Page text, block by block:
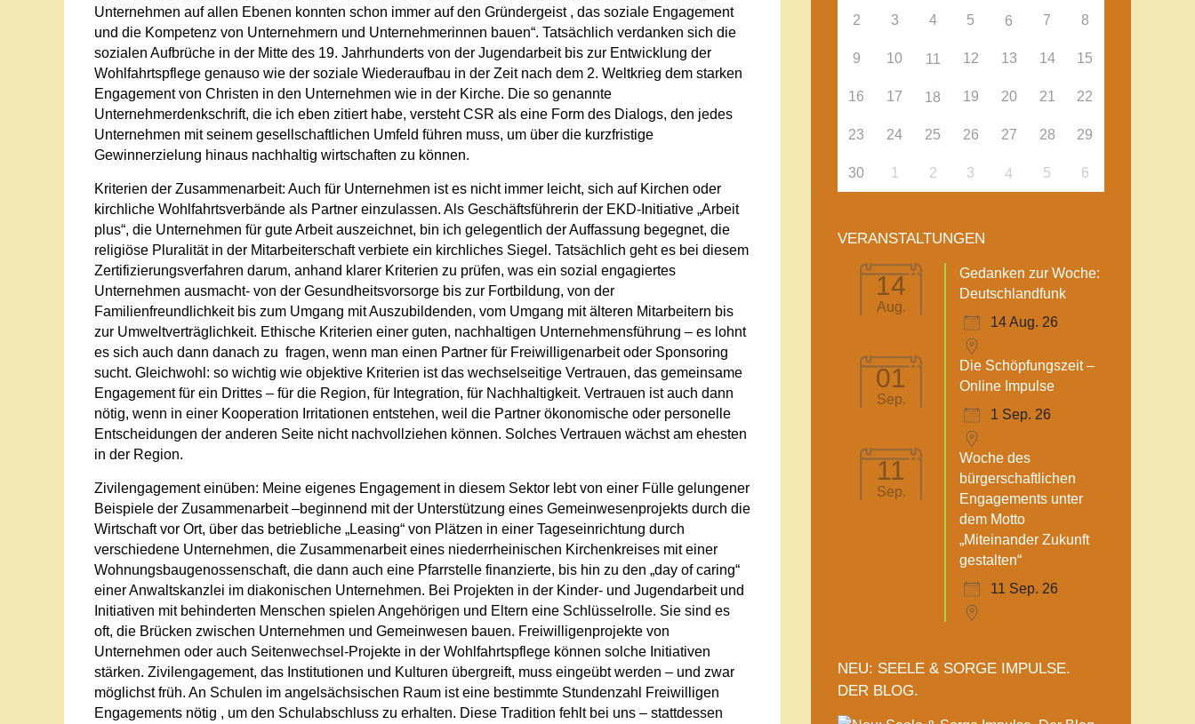
Unternehmen auf allen Ebenen konnten schon immer auf den Gründergeist , das soziale Engagement
und die Kompetenz von Unternehmern und Unternehmerinnen bauen“. Tatsächlich verdanken sich die
sozialen Aufbrüche in der Mitte des 19. Jahrhunderts von der Jugendarbeit bis zur Entwicklung der
Wohlfahrtspflege genauso wie der soziale Wiederaufbau in der Zeit nach dem 2. Weltkrieg dem starken
Engagement von Christen in den Unternehmen wie in der Kirche. Die so genannte
Unternehmerdenkschrift, die ich eben zitiert habe, versteht CSR als eine Form des Dialogs, den jedes
Unternehmen mit seinem gesellschaftlichen Umfeld führen muss, um über die kurzfristige
Gewinnerzielung hinaus nachhaltig wirtschaften zu können.
Kriterien der Zusammenarbeit: Auch für Unternehmen ist es nicht immer leicht, sich auf Kirchen oder
kirchliche Wohlfahrtsverbände als Partner einzulassen. Als Geschäftsführerin der EKD-Initiative „Arbeit
plus“, die Unternehmen für gute Arbeit auszeichnet, bin ich gelegentlich der Auffassung begegnet, die
religiöse Pluralität in der Mitarbeiterschaft verbiete ein kirchliches Siegel. Tatsächlich geht es bei diesem
Zertifizierungsverfahren darum, anhand klarer Kriterien zu prüfen, was ein sozial engagiertes
Unternehmen ausmacht- von der Gesundheitsvorsorge bis zur Fortbildung, von der
Familienfreundlichkeit bis zum Umgang mit Auszubildenden, vom Umgang mit älteren Mitarbeitern bis
zur Umweltverträglichkeit. Ethische Kriterien einer guten, nachhaltigen Unternehmensführung – es lohnt
es sich auch dann danach zu fragen, wenn man einen Partner für Freiwilligenarbeit oder Sponsoring
sucht. Gleichwohl: so wichtig wie objektive Kriterien ist das wechselseitige Vertrauen, das gemeinsame
Engagement für ein Drittes – für die Region, für Integration, für Nachhaltigkeit. Vertrauen ist auch dann
nötig, wenn in einer Kooperation Irritationen entstehen, weil die Partner ökonomische oder personelle
Entscheidungen der anderen Seite nicht nachvollziehen können. Solches Vertrauen wächst am ehesten
in der Region.
Zivilengagement einüben: Meine eigenes Engagement in diesem Sektor lebt von einer Fülle gelungener
Beispiele der Zusammenarbeit –beginnend mit der Unterstützung eines Gemeinwesenprojekts durch die
Wirtschaft vor Ort, über das betriebliche „Leasing“ von Plätzen in einer Tageseinrichtung durch
verschiedene Unternehmen, die Zusammenarbeit eines niederrheinischen Kirchenkreises mit einer
Wohnungsbaugenossenschaft, die dann auch eine Pfarrstelle finanzierte, bis hin zu den „day of caring“
einer Anwaltskanzlei im diakonischen Unternehmen. Bei Projekten in der Kinder- und Jugendarbeit und
Initiativen mit behinderten Menschen spielen Angehörigen und Eltern eine Schlüsselrolle. Sie sind es
oft, die Brücken zwischen Unternehmen und Gemeinwesen bauen. Freiwilligenprojekte von
Unternehmen oder auch Seitenwechsel-Projekte in der Wohlfahrtspflege können solche Initiativen
stärken. Zivilengagement, das Institutionen und Kulturen übergreift, muss eingeübt werden – und zwar
möglichst früh. An Schulen im angelsächsischen Raum ist eine bestimmte Stundenzahl Freiwilligen
Engagements nötig , um den Schulabschluss zu erhalten. Diese Tradition fehlt bei uns – stattdessen
2 3 4 5 6 7 8
9 10 11 12 13 14 15
16 17 18 19 20 21 22
23 24 25 26 27 28 29
30 1 2 3 4 5 6
VERANSTALTUNGEN
14
Aug.
Gedanken zur Woche:
Deutschlandfunk
14 Aug. 26
01
Sep.
Die Schöpfungszeit –
Online Impulse
1 Sep. 26
11
Sep.
Woche des
bürgerschaftlichen
Engagements unter
dem Motto
„Miteinander Zukunft
gestalten“
11 Sep. 26
NEU: SEELE & SORGE IMPULSE.
DER BLOG.